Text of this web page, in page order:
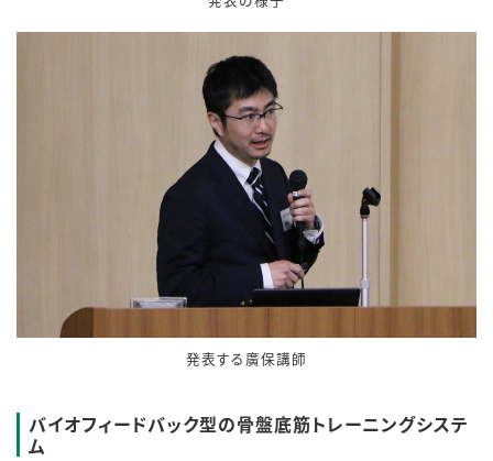
発表する廣保講師
バイオフィードバック型の骨盤底筋トレーニングシステ
ム